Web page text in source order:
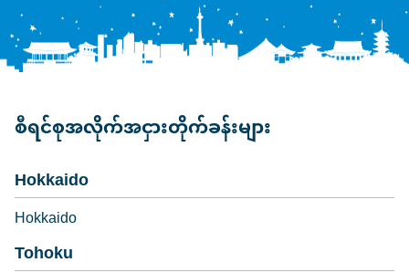
စီရင်စုအလိုက်အငှားတိုက်ခန်းများ
Hokkaido
Hokkaido
Tohoku